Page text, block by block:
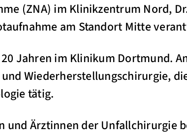
(ZNA) im Klinikzentrum Nord,
am Standort Mitte
Jahren im Klinikum Dortmund.
Wiederherstellungschirurgie,
tätig.
und Ärztinnen der Unfallchirurgie